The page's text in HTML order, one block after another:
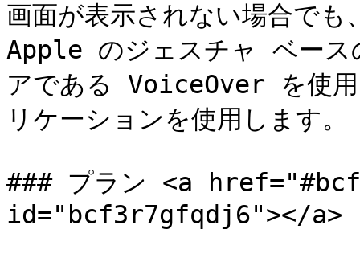
画面が表示されない場合で
Apple のジェスチャ ベース
アである VoiceOver を使
リケーションを使用します。
### プラン <a
id="bcf3r7gfqdj6"></a>